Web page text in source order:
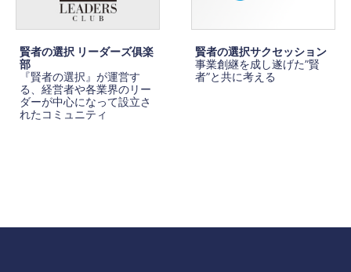
賢者の選択 リーダーズ俱楽
部
『賢者の選択』が運営す
る、経営者や各業界のリー
ダーが中心になって設立さ
れたコミュニティ
賢者の選択サクセッション
事業創継を成し遂げた”賢
者”と共に考える